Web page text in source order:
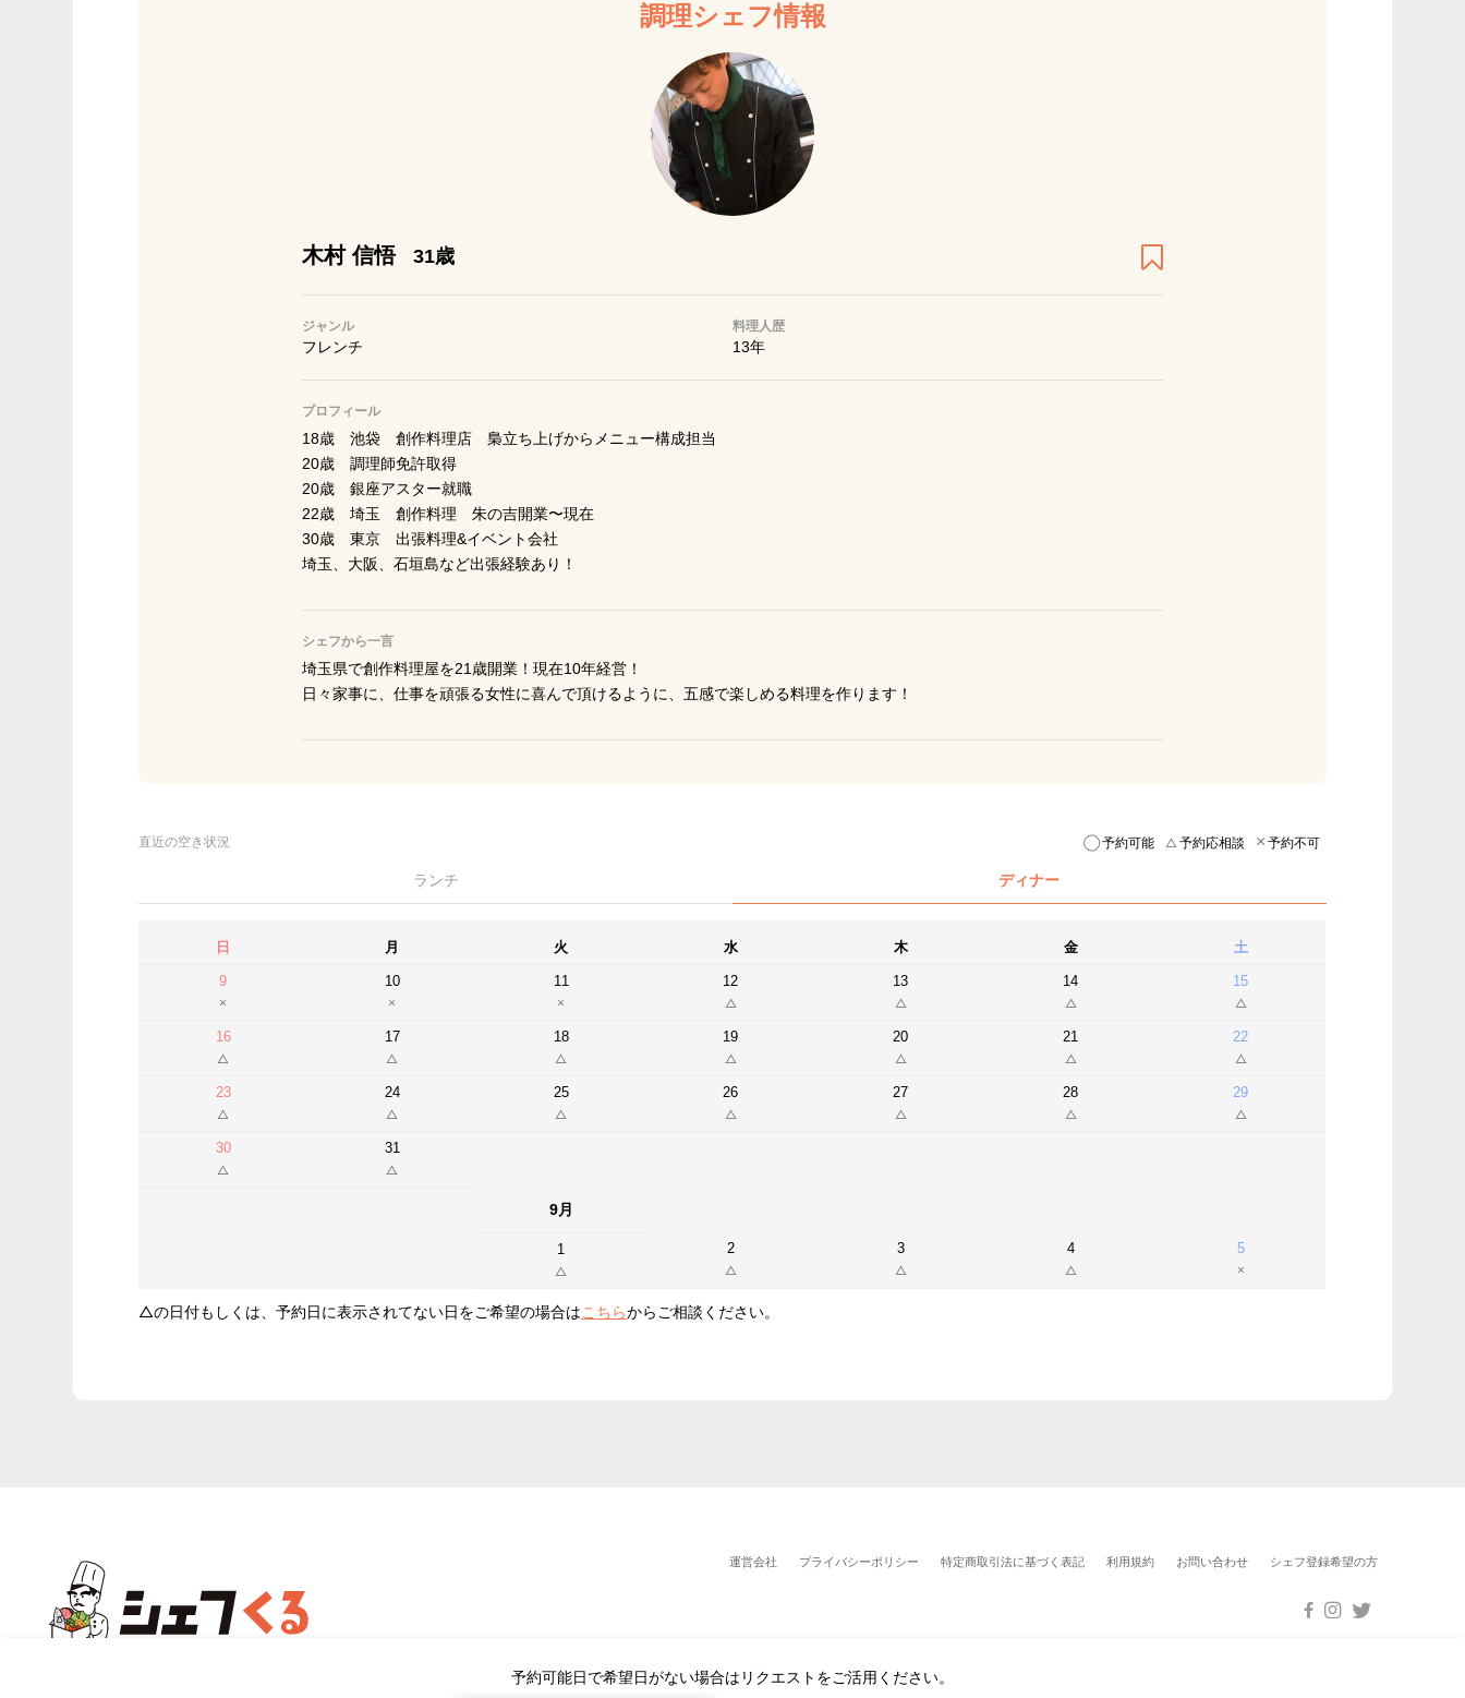
調理シェフ情報
木村 信悟 31歳
ジャンル
フレンチ
料理人歴
13年
プロフィール
18歳 池袋 創作料理店 梟立ち上げからメニュー構成担当
20歳 調理師免許取得
20歳 銀座アスター就職
22歳 埼玉 創作料理 朱の吉開業〜現在
30歳 東京 出張料理&イベント会社
埼玉、大阪、石垣島など出張経験あり！
シェフから一言
埼玉県で創作料理屋を21歳開業！現在10年経営！
日々家事に、仕事を頑張る女性に喜んで頂けるように、五感で楽しめる料理を作ります！
直近の空き状況 予約可能 予約応相談 予約不可
ランチ ディナー
日 月 火 水 木 金 土
9 10 11 12 13 14 15
16 17 18 19 20 21 22
23 24 25 26 27 28 29
30 31
9月
1 2 3 4 5
△の日付もしくは、予約日に表示されてない日をご希望の場合はこちらからご相談ください。
予約可能日で希望日がない場合はリクエストをご活用ください。
運営会社 プライバシーポリシー 特定商取引法に基づく表記 利用規約 お問い合わせ シェフ登録希望の方